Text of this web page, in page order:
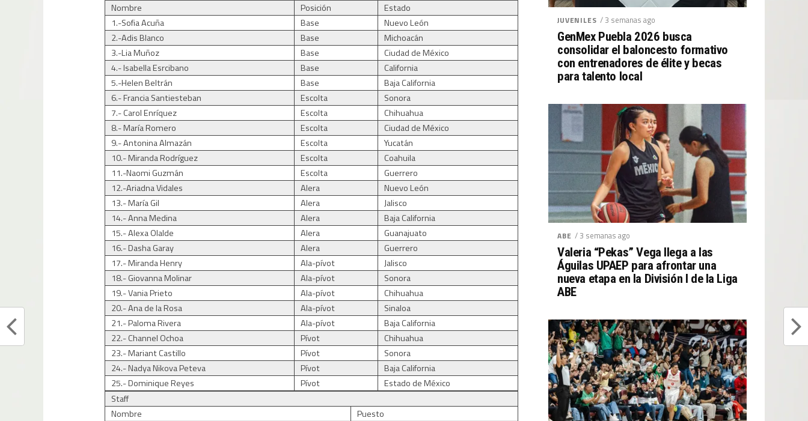
Nombre Posición
Estado
1.-Sofia Acuña
Base
Nuevo León
2.-Adis Blanco
Base
Michoacán
3.-Lia Muñoz
Base
Ciudad de México
4.- Isabella Esrcibano
Base
California
5.-Helen Beltrán
Base
Baja California
6.- Francia Santiesteban
Escolta
Sonora
7.- Carol Enríquez
Escolta
Chihuahua
8.- María Romero
Escolta
Ciudad de México
9.- Antonina Almazán
Escolta
Yucatán
10.- Miranda Rodríguez
Escolta
Coahuila
11.-Naomi Guzmán
Escolta
Guerrero
12.-Ariadna Vidales
Alera
Nuevo León
13.- María Gil
Alera
Jalisco
14.- Anna Medina
Alera
Baja California
15.- Alexa Olalde
Alera
Guanajuato
16.- Dasha Garay
Alera
Guerrero
17.- Miranda Henry
Ala-pívot
Jalisco
18.- Giovanna Molinar
Ala-pívot
Sonora
19.- Vania Prieto
Ala-pívot
Chihuahua
20.- Ana de la Rosa
Ala-pívot
Sinaloa
21.- Paloma Rivera
Ala-pívot
Baja California
22.- Channel Ochoa
Pívot
Chihuahua
23.- Mariant Castillo
Pívot
Sonora
24.- Nadya Nikova Peteva
Pívot
Baja California
25.- Dominique Reyes
Pívot
Estado de México
Staff
Nombre
Puesto
JUVENILES / 3 semanas ago
GenMex Puebla 2026 busca
consolidar el baloncesto formativo
con entrenadores de élite y becas
para talento local
ABE / 3 semanas ago
Valeria “Pekas” Vega llega a las
Águilas UPAEP para afrontar una
nueva etapa en la División I de la Liga
ABE